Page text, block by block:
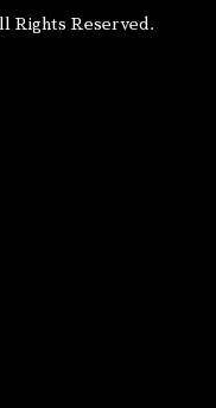
Rights Reserved.